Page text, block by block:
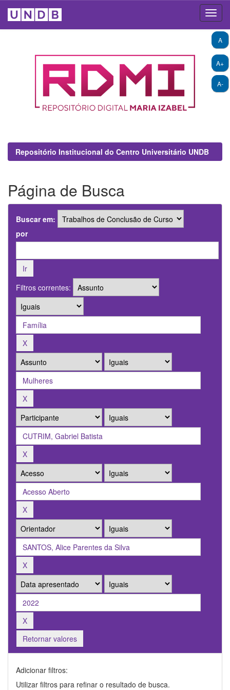
A+
A-
A
Repositório Institucional do Centro Universitário UNDB
Página de Busca
Buscar em:
por
Filtros correntes:
Retornar valores
Adicionar filtros:
Utilizar filtros para refinar o resultado de busca.